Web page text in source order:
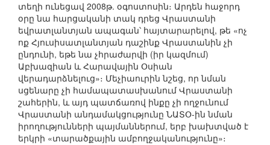
տեղի ունեցավ 2008թ. օգոստոսին։ Արդեն հաջորդ
օրը նա հարցականի տակ դրեց Վրաստանի
եվրատլանտյան ապագան՝ հայտարարելով, թե «ոչ
ոք Հյուսիսատլանտյան դաշինք Վրաստանին չի
ընդունի, եթե նա չհրաժարվի (իր կազմում)
Աբխազիան և Հարավային Օսիան
վերադարձնելուց»։ Մեչիաուրին նշեց, որ նման
սցենարը չի համապատասխանում Վրաստանի
շահերին, և այդ պատճառով ինքը չի ողջունում
Վրաստանի անդամակցությունը ՆԱՏՕ-ին նման
իրողությունների պայմաններում, երբ խախտված է
երկրի «տարածքային ամբողջականությունը»։